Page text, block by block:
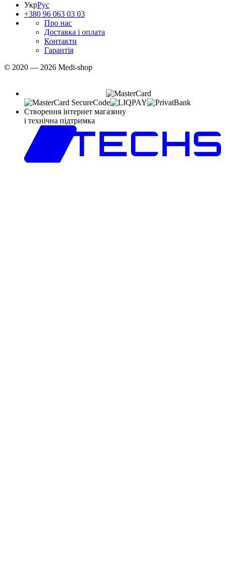
УкрРус
+380 96 063 03 03
Про нас
Доставка і оплата
Контакти
Гарантія
© 2020 — 2026 Medi-shop
Створення інтернет магазину
і технічна підтримка